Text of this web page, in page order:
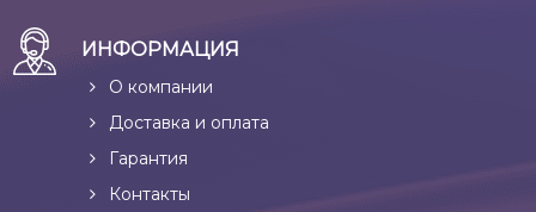
ИНФОРМАЦИЯ
О компании
Доставка и оплата
Гарантия
Контакты